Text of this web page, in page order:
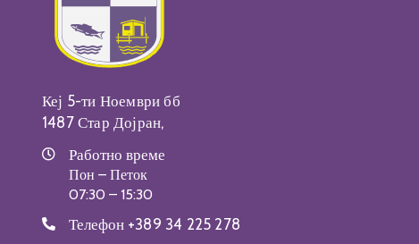
Кеј 5-ти Ноември бб
1487 Стар Дојран,
Работно време
Пон – Петок
07:30 – 15:30
Телефон +389 34 225 278